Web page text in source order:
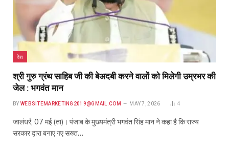
देश
श्री गुरु ग्रंथ साहिब जी की बेअदबी करने वालों को मिलेगी उम्रभर की
जेल : भगवंत मान
BY WEBSITEMARKETING2019@GMAIL.COM MAY 7, 2026 4
जालंधर्र, 07 मई (ता)। पंजाब के मुख्यमंत्री भगवंत सिंह मान ने कहा है कि राज्य
सरकार द्वारा बनाए गए सख्त…